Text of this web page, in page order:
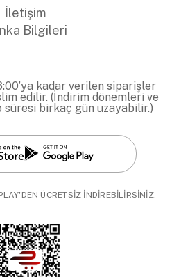
İletişim
Bilgileri
kadar verilen siparişler
edilir. (İndirim dönemleri ve
birkaç gün uzayabilir.)
ÜCRETSİZ İNDİREBİLİRSİNİZ.